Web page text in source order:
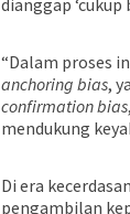
dianggap ‘cukup
“Dalam proses
anchoring bias,
confirmation bias
mendukung
Di era
pengambilan